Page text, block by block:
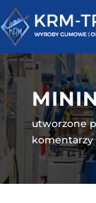
utworzone
komentarzy